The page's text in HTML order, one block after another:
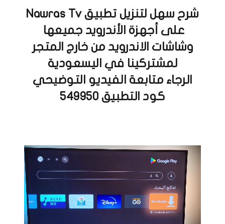
شرح سهل لتنزيل تطبيق Nawras Tv
على أجهزة الأندرويد جميعها
وشاشات الاندرويد من خارج المتجر
لمشتركينا في اليسعودية
الرجاء متابعة الفيديو التوضيحي
كود التطبيق 549950